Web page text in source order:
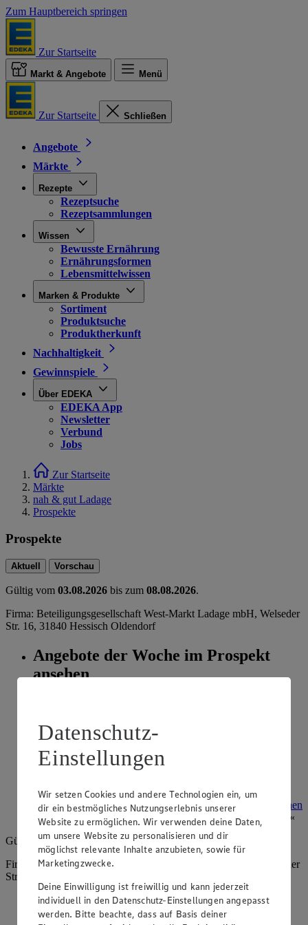
Zum Hauptbereich springen
Zur Startseite
Markt & Angebote Menü
Zur Startseite Schließen
Angebote
Märkte
Rezepte
Rezeptsuche
Rezeptsammlungen
Wissen
Bewusste Ernährung
Ernährungsformen
Lebensmittelwissen
Marken & Produkte
Sortiment
Produktsuche
Produktherkunft
Nachhaltigkeit
Gewinnspiele
Über EDEKA
EDEKA App
Newsletter
Verbund
Jobs
Zur Startseite
Märkte
nah & gut Ladage
Prospekte
Prospekte
Aktuell Vorschau
Gültig vom 03.08.2026 bis zum 08.08.2026.
Firma: Beteiligungsgesellschaft West-Markt Ladage mbH, Welseder
Str. 16, 31840 Hessisch Oldendorf
Angebote der Woche im Prospekt
ansehen
Prospekt 8013963 im Browser
Prospekt Super Sommer Spar-Pass 2026 im Browser Ansehen
Gültig vom10.08.2026bis zum15.08.2026
Firma: Beteiligungsgesellschaft West-Markt Ladage mbH, Welseder
Str. 16, 31840 Hessisch Oldendorf
Angebote der Woche im Prospekt
Datenschutz-
Einstellungen
Wir setzen Cookies und andere Technologien ein, um
dir ein bestmögliches Nutzungserlebnis unserer
Website zu ermöglichen. Wir verwenden deine Daten,
um unsere Website zu personalisieren und dir
möglichst relevante Inhalte anzubieten, sowie für
Marketingzwecke.
Deine Einwilligung ist freiwillig und kann jederzeit
individuell in den Datenschutz-Einstellungen angepasst
werden. Bitte beachte, dass auf Basis deiner